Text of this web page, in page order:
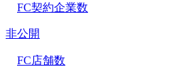
FC契約企業数
非公開
FC店舗数